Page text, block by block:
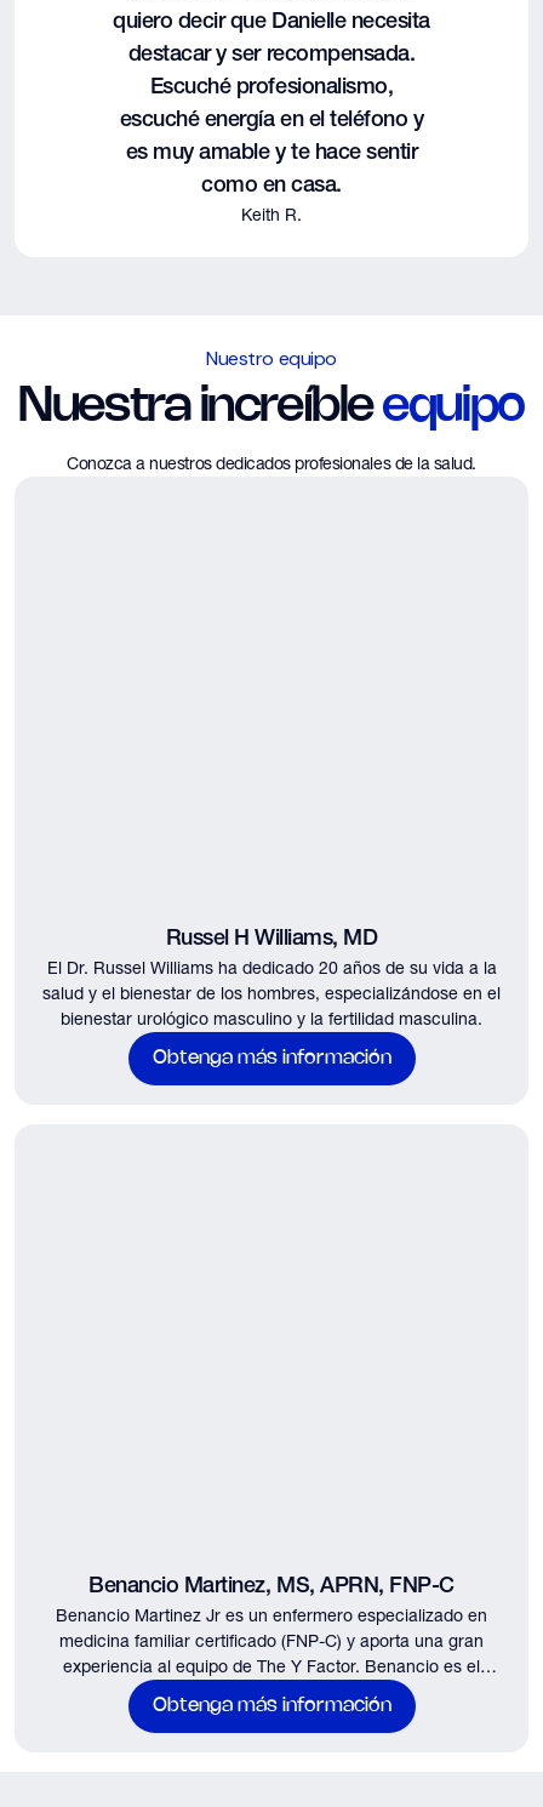
quiero decir que Danielle necesita
destacar y ser recompensada.
Escuché profesionalismo,
escuché energía en el teléfono y
es muy amable y te hace sentir
como en casa.
Keith R.
Nuestro equipo
Nuestra increíbleequipo
Conozca a nuestros dedicados profesionales de la salud.
Russel H Williams, MD
El Dr. Russel Williams ha dedicado 20 años de su vida a la
salud y el bienestar de los hombres, especializándose en el
bienestar urológico masculino y la fertilidad masculina.
Obtenga más información
Benancio Martinez, MS, APRN, FNP-C
Benancio Martinez Jr es un enfermero especializado en
medicina familiar certificado (FNP-C) y aporta una gran
experiencia al equipo de The Y Factor. Benancio es el
principal proveedor médico en las ubicaciones de Tomball y
Woodlands...
Obtenga más información